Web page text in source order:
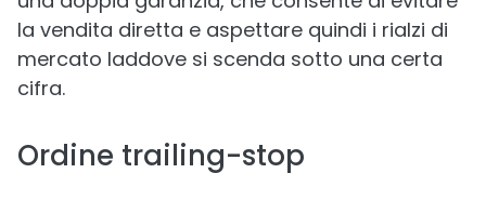
la vendita diretta e aspettare quindi i rialzi di
mercato laddove si scenda sotto una certa
cifra.
Ordine trailing-stop